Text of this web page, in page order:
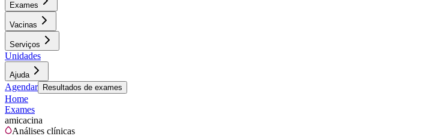
Exames
Vacinas
Serviços
Unidades
Ajuda
Agendar Resultados de exames
Home
Exames
amicacina
Análises clínicas